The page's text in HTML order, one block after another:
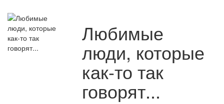
Любимые
люди, которые
как-то так
говорят...